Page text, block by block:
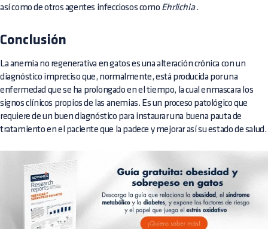
así como de otros agentes infecciosos como Ehrlichia.
Conclusión
La anemia no regenerativa en gatos es una alteración crónica con un
diagnóstico impreciso que, normalmente, está producida por una
enfermedad que se ha prolongado en el tiempo, la cual enmascara los
signos clínicos propios de las anemias. Es un proceso patológico que
requiere de un buen diagnóstico para instaurar una buena pauta de
tratamiento en el paciente que la padece y mejorar así su estado de salud.